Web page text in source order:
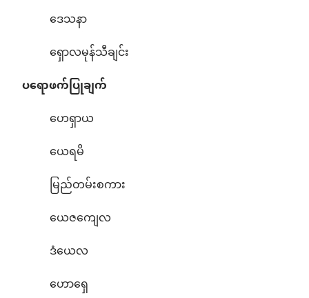
ဒေသနာ
ရှောလမုန်သီချင်း
ပရောဖက်ပြုချက်
ဟေရှာယ
ယေရမိ
မြည်တမ်းစကား
ယေဇကျေလ
ဒံယေလ
ဟောရှေ